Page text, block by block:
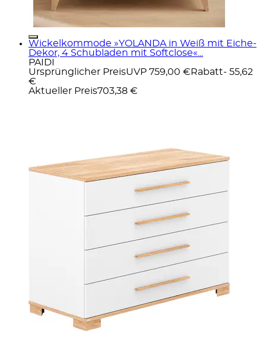
Wickelkommode »YOLANDA in Weiß mit Eiche-
Dekor, 4 Schubladen mit Softclose«...
PAIDI
Ursprünglicher PreisUVP 759,00 € Rabatt- 55,62
€
Aktueller Preis703,38 €